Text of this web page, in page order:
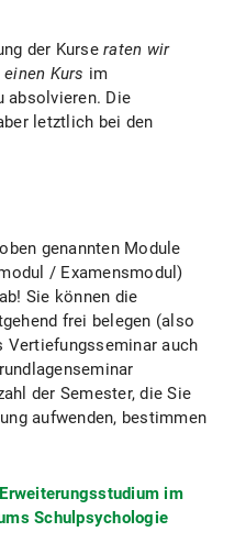
der Kurse raten wir
Kurs im
absolvieren. Die
letztlich bei den
genannten Module
/ Examensmodul)
ab! Sie können die
frei belegen (also
Vertiefungsseminar auch
der Semester, die Sie
aufwenden, bestimmen
im
Schulpsychologie